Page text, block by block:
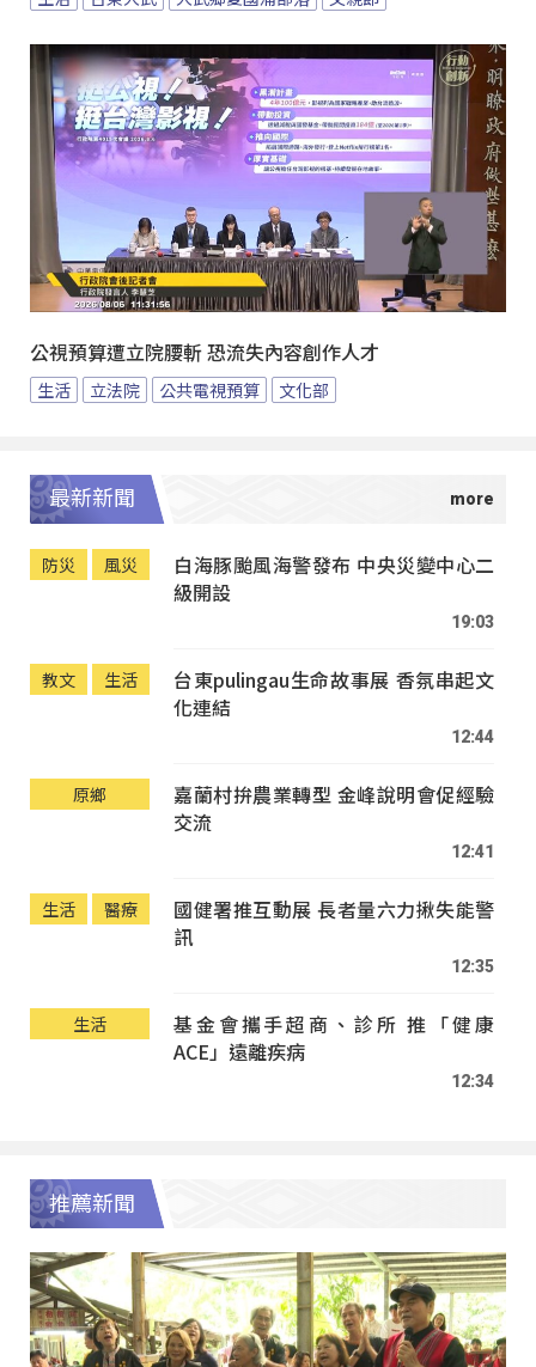
公視預算遭立院腰斬 恐流失內容創作人才
生活 立法院 公共電視預算 文化部
最新新聞
防災 風災
白海豚颱風海警發布 中央災變中心二
級開設
19:03
教文 生活
台東pulingau生命故事展 香氛串起文
化連結
12:44
原鄉
嘉蘭村拚農業轉型 金峰說明會促經驗
交流
12:41
生活 醫療
國健署推互動展 長者量六力揪失能警
訊
12:35
生活
基金會攜手超商、診所 推「健康
ACE」遠離疾病
12:34
推薦新聞